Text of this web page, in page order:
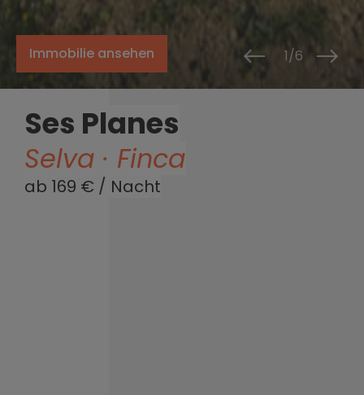
Immobilie ansehen
Ses Planes
Selva · Finca
ab 169 € / Nacht
1/6